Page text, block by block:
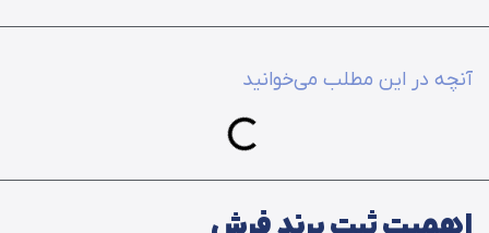
آنچه در این مطلب می‌خوانید